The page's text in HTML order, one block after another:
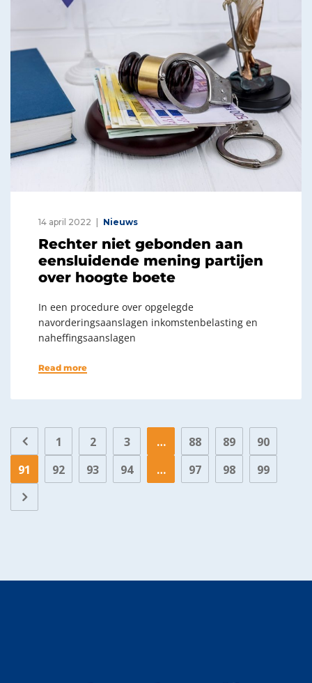
14 april 2022 Nieuws
Rechter niet gebonden aan
eensluidende mening partijen
over hoogte boete
In een procedure over opgelegde
navorderingsaanslagen inkomstenbelasting en
naheffingsaanslagen
Read more
1 2 3 … 88 89
90
91
92 93 94 … 97 98 99